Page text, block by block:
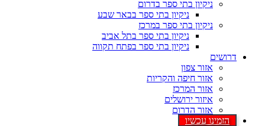
ניקיון בתי ספר בדרום
ניקיון בתי ספר בבאר שבע
ניקיון בתי ספר במרכז
ניקיון בתי ספר בתל אביב
ניקיון בתי ספר בפתח תקווה
דרושים
אזור צפון
אזור חיפה והקריות
אזור המרכז
איזור ירושלים
אזור הדרום
הזמינו עכשיו